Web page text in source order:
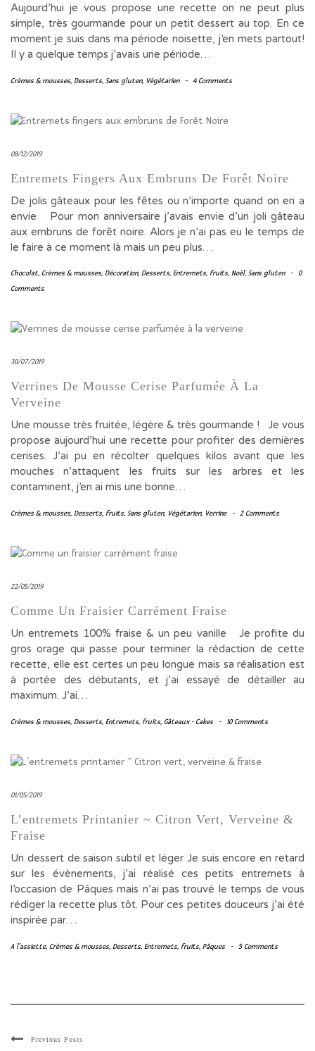
Aujourd’hui je vous propose une recette on ne peut plus
simple, très gourmande pour un petit dessert au top. En ce
moment je suis dans ma période noisette, j’en mets partout!
Il y a quelque temps j’avais une période…
Crèmes & mousses, Desserts, Sans gluten, Végétarien - 4 Comments
08/12/2019
Entremets Fingers Aux Embruns De Forêt Noire
De jolis gâteaux pour les fêtes ou n’importe quand on en a
envie Pour mon anniversaire j’avais envie d’un joli gâteau
aux embruns de forêt noire. Alors je n’ai pas eu le temps de
le faire à ce moment là mais un peu plus…
Chocolat, Crèmes & mousses, Décoration, Desserts, Entremets, fruits, Noël, Sans gluten -
0
Comments
30/07/2019
Verrines De Mousse Cerise Parfumée À La
Verveine
Une mousse très fruitée, légère & très gourmande ! Je vous
propose aujourd’hui une recette pour profiter des dernières
cerises. J’ai pu en récolter quelques kilos avant que les
mouches n’attaquent les fruits sur les arbres et les
contaminent, j’en ai mis une bonne…
Crèmes & mousses, Desserts, fruits, Sans gluten, Végétarien, Verrine - 2 Comments
22/05/2019
Comme Un Fraisier Carrément Fraise
Un entremets 100% fraise & un peu vanille Je profite du
gros orage qui passe pour terminer la rédaction de cette
recette, elle est certes un peu longue mais sa réalisation est
à portée des débutants, et j’ai essayé de détailler au
maximum. J’ai…
Crèmes & mousses, Desserts, Entremets, fruits, Gâteaux - Cakes - 10 Comments
01/05/2019
L’entremets Printanier ~ Citron Vert, Verveine &
Fraise
Un dessert de saison subtil et léger Je suis encore en retard
sur les évènements, j’ai réalisé ces petits entremets à
l’occasion de Pâques mais n’ai pas trouvé le temps de vous
rédiger la recette plus tôt. Pour ces petites douceurs j’ai été
inspirée par…
A l'assiette, Crèmes & mousses, Desserts, Entremets, fruits, Pâques - 5 Comments
Previous Posts